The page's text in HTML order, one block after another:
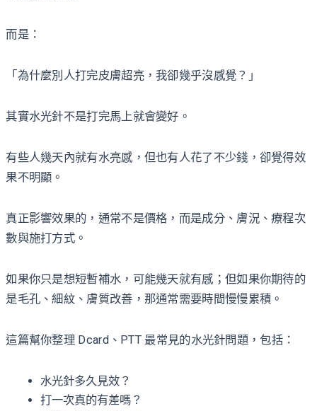
而是：
「為什麼別人打完皮膚超亮，我卻幾乎沒感覺？」
其實水光針不是打完馬上就會變好。
有些人幾天內就有水亮感，但也有人花了不少錢，卻覺得效
果不明顯。
真正影響效果的，通常不是價格，而是成分、膚況、療程次
數與施打方式。
如果你只是想短暫補水，可能幾天就有感；但如果你期待的
是毛孔、細紋、膚質改善，那通常需要時間慢慢累積。
這篇幫你整理 Dcard、PTT 最常見的水光針問題，包括：
水光針多久見效？
打一次真的有差嗎？